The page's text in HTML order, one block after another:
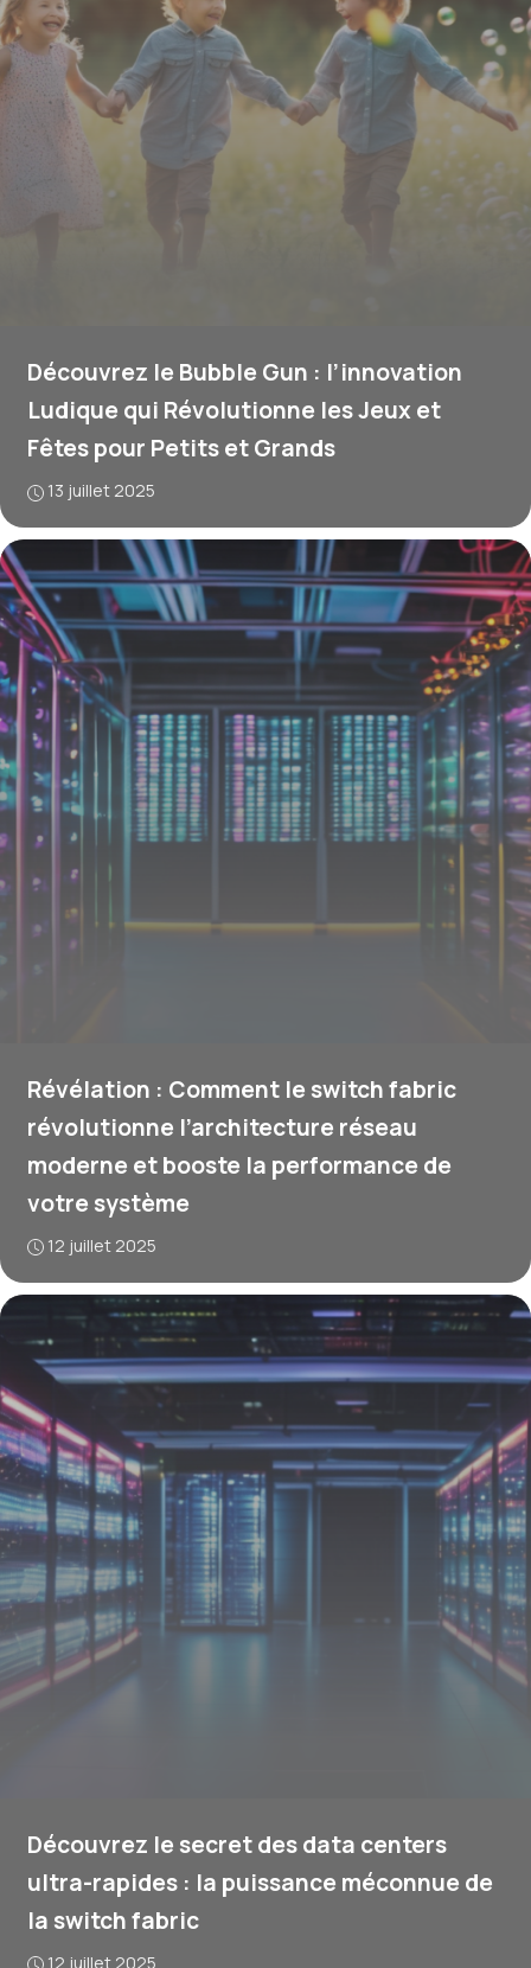
Découvrez le Bubble Gun : l’innovation
Ludique qui Révolutionne les Jeux et
Fêtes pour Petits et Grands
13 juillet 2025
Révélation : Comment le switch fabric
révolutionne l’architecture réseau
moderne et booste la performance de
votre système
12 juillet 2025
Découvrez le secret des data centers
ultra-rapides : la puissance méconnue de
la switch fabric
12 juillet 2025